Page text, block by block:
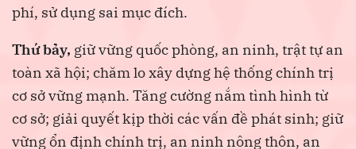
phí, sử dụng sai mục đích.
Thứ bảy, giữ vững quốc phòng, an ninh, trật tự an
toàn xã hội; chăm lo xây dựng hệ thống chính trị
cơ sở vững mạnh. Tăng cường nắm tình hình từ
cơ sở; giải quyết kịp thời các vấn đề phát sinh; giữ
vững ổn định chính trị, an ninh nông thôn, an